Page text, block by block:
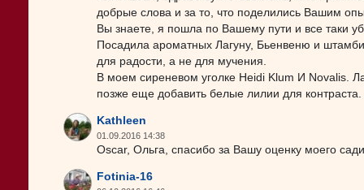
добрые слова и за то, что поделились Вашим
Вы знаете, я пошла по Вашему пути и все таки
Посадила ароматных Лагуну, Бьенвеню и
для радости, а не для мучения.
В моем сиреневом уголке Heidi Klum И Novalis.
позже еще добавить белые лилии для
Kathleen
01.09.2016 14:38
Oscar, Ольга, спасибо за Вашу оценку моего
Fotinia-16